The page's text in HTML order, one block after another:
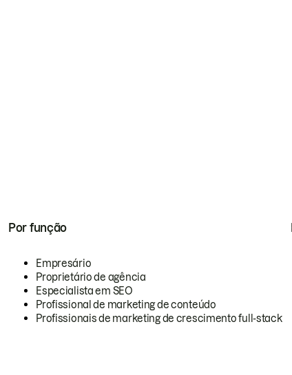
Por função
Empresário
Proprietário de agência
Especialista em SEO
Profissional de marketing de conteúdo
Profissionais de marketing de crescimento full-stack